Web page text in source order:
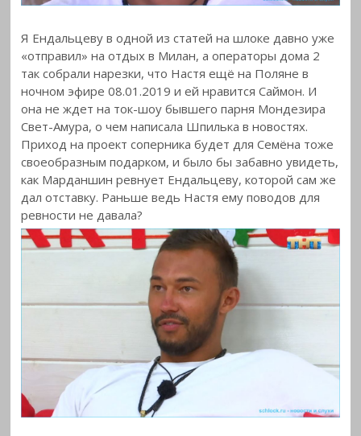
Я Ендальцеву в одной из статей на шлоке давно уже
«отправил» на отдых в Милан, а операторы дома 2
так собрали нарезки, что Настя ещё на Поляне в
ночном эфире 08.01.2019 и ей нравится Саймон. И
она не ждет на ток-шоу бывшего парня Мондезира
Свет-Амура, о чем написала Шпилька в новостях.
Приход на проект соперника будет для Семёна тоже
своеобразным подарком, и было бы забавно увидеть,
как Марданшин ревнует Ендальцеву, которой сам же
дал отставку. Раньше ведь Настя ему поводов для
ревности не давала?